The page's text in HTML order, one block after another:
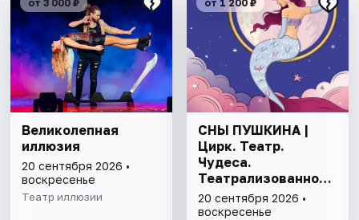
от 3 000 ₽
Великолепная
иллюзия
20 сентября 2026 •
воскресенье
Театр иллюзии
от 1 200 ₽
СНЫ ПУШКИНА |
Цирк. Театр.
Чудеса.
Театрализованное
цирковое шоу
20 сентября 2026 •
воскресенье